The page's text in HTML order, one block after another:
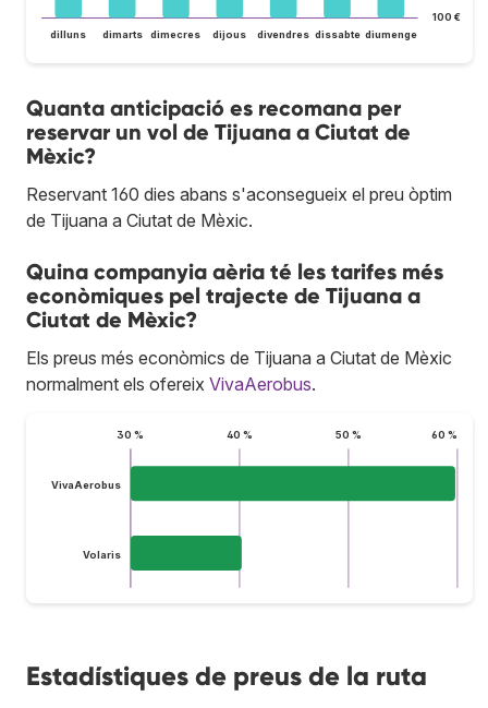
100 €
dilluns dimarts dimecres dijous divendres dissabte diumenge
Quanta anticipació es recomana per
reservar un vol de Tijuana a Ciutat de
Mèxic?
Reservant 160 dies abans s'aconsegueix el preu òptim
de Tijuana a Ciutat de Mèxic.
Quina companyia aèria té les tarifes més
econòmiques pel trajecte de Tijuana a
Ciutat de Mèxic?
Els preus més econòmics de Tijuana a Ciutat de Mèxic
normalment els ofereix VivaAerobus.
30 % 40 % 50 % 60 %
VivaAerobus
Volaris
Estadístiques de preus de la ruta